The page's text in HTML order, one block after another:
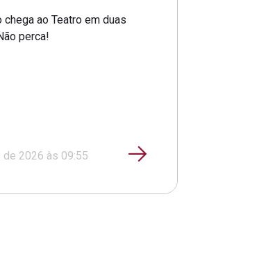
chega ao Teatro em duas
perca!
de 2026 às 09:55